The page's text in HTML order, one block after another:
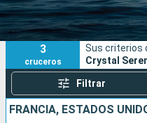
Puertos
3
cruceros
Sus criterios
Crystal
Filtrar